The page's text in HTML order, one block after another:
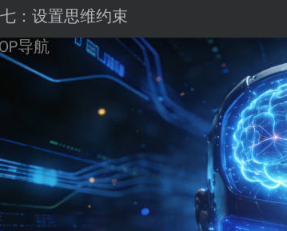
：设置思维约束